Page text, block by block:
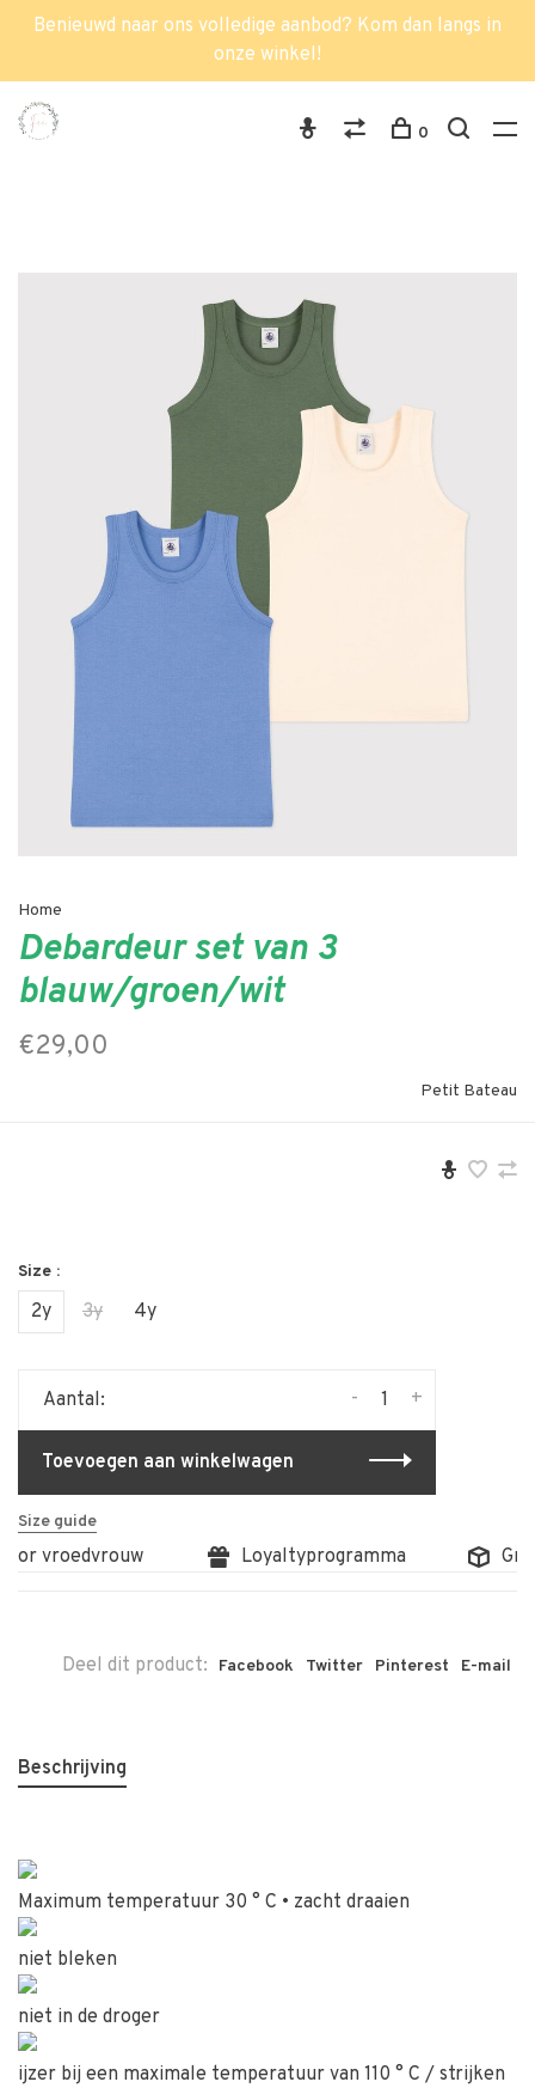
Benieuwd naar ons volledige aanbod? Kom dan langs in
onze winkel!
0
Home
Debardeur set van 3
blauw/groen/wit
€29,00
Petit Bateau
Size :
2y 3y 4y
Aantal: +
-
Toevoegen aan winkelwagen
Size guide
vroedvrouw Loyaltyprogramma
Deel dit product: Facebook Twitter Pinterest E-mail
Beschrijving
Maximum temperatuur 30 ° C • zacht draaien
niet bleken
niet in de droger
ijzer bij een maximale temperatuur van 110 ° C / strijken